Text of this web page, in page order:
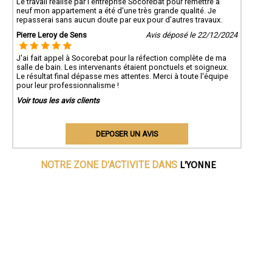
neuf mon appartement a été d'une très grande qualité. Je
repasserai sans aucun doute par eux pour d’autres travaux.
Pierre Leroy de Sens
Avis déposé le 22/12/2024
J'ai fait appel à Socorebat pour la réfection complète de ma
salle de bain. Les intervenants étaient ponctuels et soigneux.
Le résultat final dépasse mes attentes. Merci à toute l'équipe
pour leur professionnalisme !
Voir tous les avis clients
DEPOSER UN AVIS
NOTRE ZONE D'ACTIVITE DANS L'YONNE